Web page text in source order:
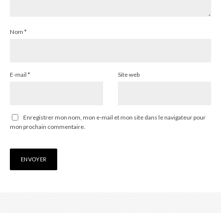
Nom *
E-mail * Site web
Enregistrer mon nom, mon e-mail et mon site dans le navigateur pour
mon prochain commentaire.